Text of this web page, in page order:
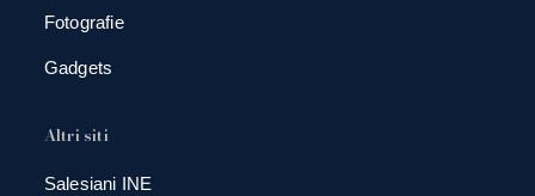
Fotografie
Gadgets
Altri siti
Salesiani INE